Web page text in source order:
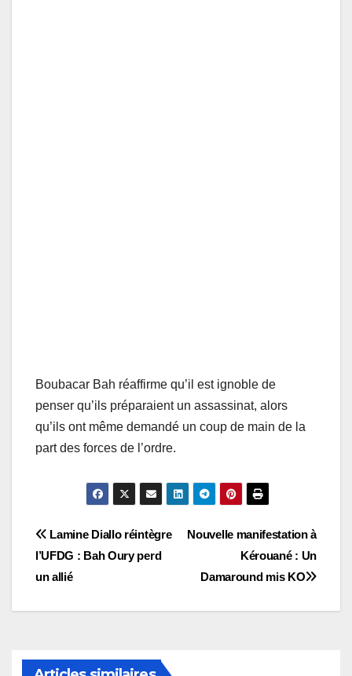
Boubacar Bah réaffirme qu’il est ignoble de
penser qu’ils préparaient un assassinat, alors
qu’ils ont même demandé un coup de main de la
part des forces de l’ordre.
Navigation
de
l’article
Nouvelle manifestation à
Kérouané : Un
Damaround mis KO
Lamine Diallo réintègre
l’UFDG : Bah Oury perd
un allié